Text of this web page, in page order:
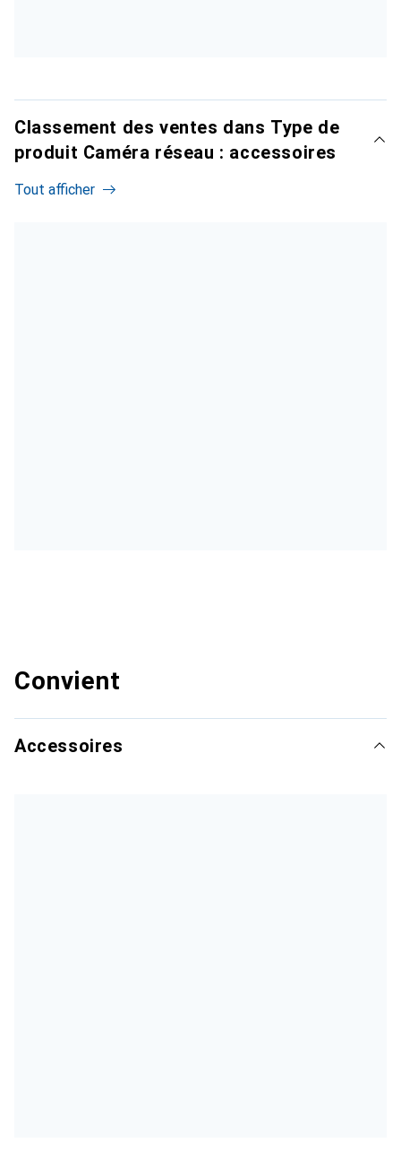
Classement des ventes dans Type de
produit Caméra réseau : accessoires
Tout afficher
Convient
Accessoires